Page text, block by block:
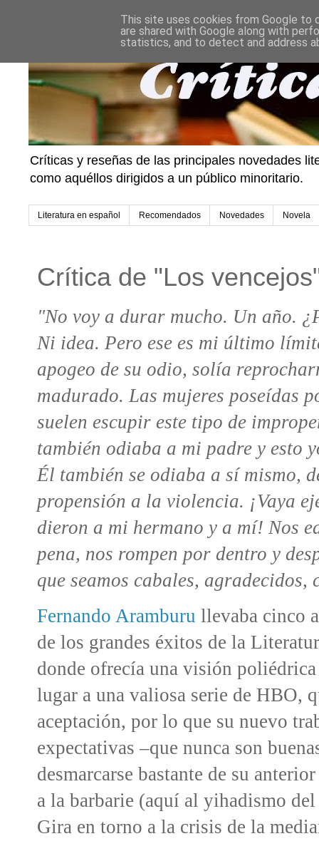
Críticas y reseñas de las principales novedades
como aquéllos dirigidos a un público minoritario.
Literatura en español Recomendados Novedades Novela
Crítica de "Los
"No voy a durar mucho. Un año.
Ni idea. Pero ese es mi último
apogeo de su odio, solía
madurado. Las mujeres poseídas
suelen escupir este tipo de
también odiaba a mi padre y esto
Él también se odiaba a sí mismo,
propensión a la violencia. ¡Vaya
dieron a mi hermano y a mí! Nos
pena, nos rompen por dentro y
que seamos cabales,
Fernando Aramburu llevaba cinco
de los grandes éxitos de la
donde ofrecía una visión
lugar a una valiosa serie de HBO,
aceptación, por lo que su nuevo
expectativas –que nunca son
desmarcarse bastante de su
a la barbarie (aquí al yihadismo
Gira en torno a la crisis de la
This site uses cookies from Google to
are shared with Google along with
statistics, and to detect and address